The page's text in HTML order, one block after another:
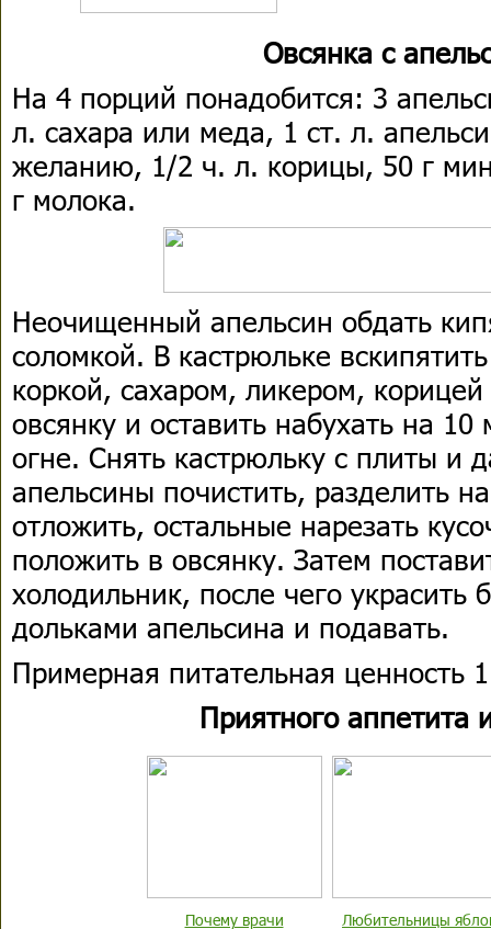
Овсянка с
На 4 порций понадобится: 3
л. сахара или меда, 1 cт. л.
желанию, 1/2 ч. л. корицы, 50 г
г молока.
Неочищенный апельсин обдать
соломкой. В кастрюльке
коркой, сахаром, ликером,
овсянку и оставить набухать на
огне. Снять кастрюльку с плиты и
апельсины почистить, разделить
отложить, остальные нарезать
положить в овсянку. Затем
холодильник, после чего
дольками апельсина и подавать.
Примерная питательная ценность
Приятного аппетита
Почему врачи Любительницы